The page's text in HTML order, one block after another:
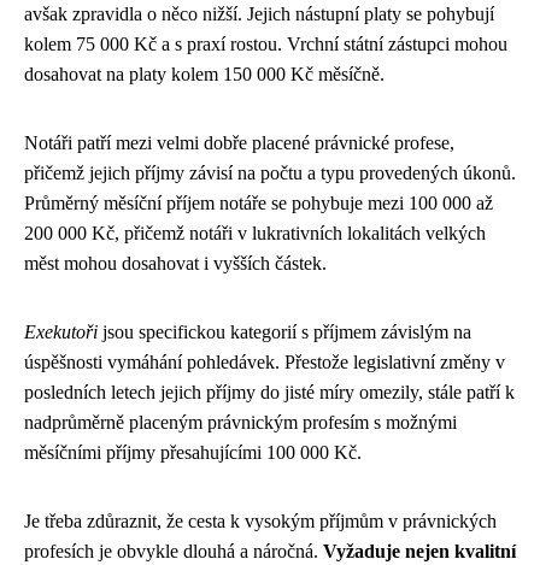
avšak zpravidla o něco nižší. Jejich nástupní platy se pohybují
kolem 75 000 Kč a s praxí rostou. Vrchní státní zástupci mohou
dosahovat na platy kolem 150 000 Kč měsíčně.
Notáři patří mezi velmi dobře placené právnické profese,
přičemž jejich příjmy závisí na počtu a typu provedených úkonů.
Průměrný měsíční příjem notáře se pohybuje mezi 100 000 až
200 000 Kč, přičemž notáři v lukrativních lokalitách velkých
měst mohou dosahovat i vyšších částek.
Exekutoři jsou specifickou kategorií s příjmem závislým na
úspěšnosti vymáhání pohledávek. Přestože legislativní změny v
posledních letech jejich příjmy do jisté míry omezily, stále patří k
nadprůměrně placeným právnickým profesím s možnými
měsíčními příjmy přesahujícími 100 000 Kč.
Je třeba zdůraznit, že cesta k vysokým příjmům v právnických
profesích je obvykle dlouhá a náročná. Vyžaduje nejen kvalitní